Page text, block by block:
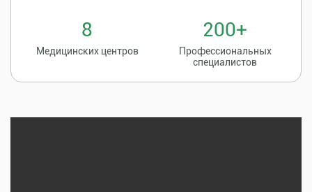
8
Медицинских центров
200+
Профессиональных
специалистов